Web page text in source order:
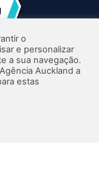
Bom Abrigo –
o
e personalizar
a sua navegação.
Auckland a
estas